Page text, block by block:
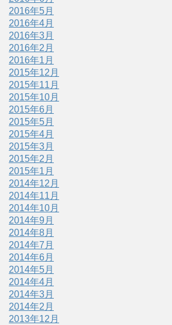
2016年5月
2016年4月
2016年3月
2016年2月
2016年1月
2015年12月
2015年11月
2015年10月
2015年6月
2015年5月
2015年4月
2015年3月
2015年2月
2015年1月
2014年12月
2014年11月
2014年10月
2014年9月
2014年8月
2014年7月
2014年6月
2014年5月
2014年4月
2014年3月
2014年2月
2013年12月